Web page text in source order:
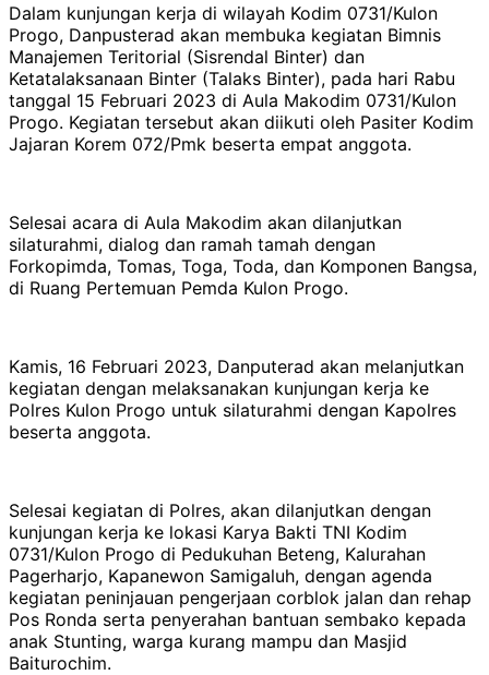
Dalam kunjungan kerja di wilayah Kodim 0731/Kulon
Progo, Danpusterad akan membuka kegiatan Bimnis
Manajemen Teritorial (Sisrendal Binter) dan
Ketatalaksanaan Binter (Talaks Binter), pada hari Rabu
tanggal 15 Februari 2023 di Aula Makodim 0731/Kulon
Progo. Kegiatan tersebut akan diikuti oleh Pasiter Kodim
Jajaran Korem 072/Pmk beserta empat anggota.
Selesai acara di Aula Makodim akan dilanjutkan
silaturahmi, dialog dan ramah tamah dengan
Forkopimda, Tomas, Toga, Toda, dan Komponen Bangsa,
di Ruang Pertemuan Pemda Kulon Progo.
Kamis, 16 Februari 2023, Danputerad akan melanjutkan
kegiatan dengan melaksanakan kunjungan kerja ke
Polres Kulon Progo untuk silaturahmi dengan Kapolres
beserta anggota.
Selesai kegiatan di Polres, akan dilanjutkan dengan
kunjungan kerja ke lokasi Karya Bakti TNI Kodim
0731/Kulon Progo di Pedukuhan Beteng, Kalurahan
Pagerharjo, Kapanewon Samigaluh, dengan agenda
kegiatan peninjauan pengerjaan corblok jalan dan rehap
Pos Ronda serta penyerahan bantuan sembako kepada
anak Stunting, warga kurang mampu dan Masjid
Baiturochim.